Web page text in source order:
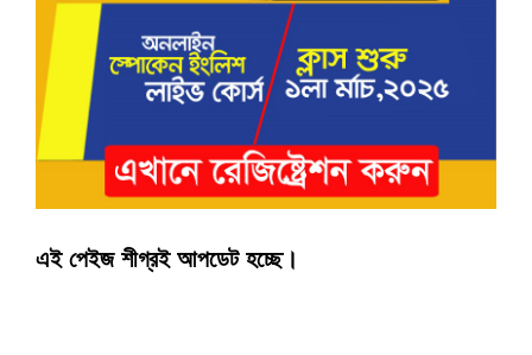
এই পেইজ শীগ্রই আপডেট হচ্ছে।